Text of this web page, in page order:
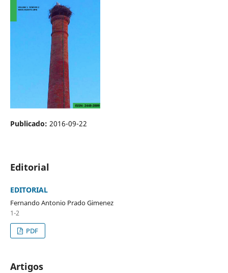
Publicado: 2016-09-22
Editorial
EDITORIAL
Fernando Antonio Prado Gimenez
1-2
PDF
Artigos